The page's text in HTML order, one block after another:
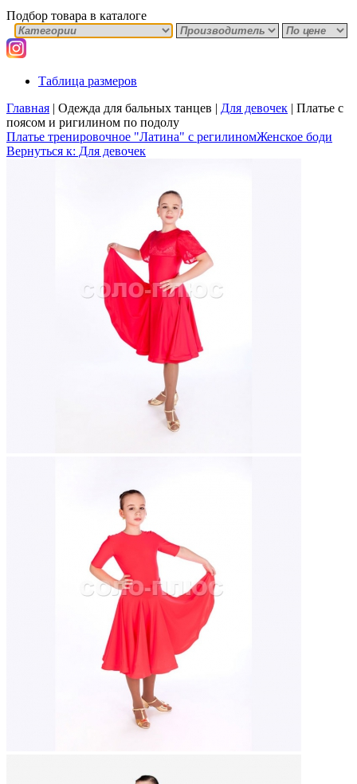
Подбор товара в каталоге
Таблица размеров
Главная | Одежда для бальных танцев | Для девочек | Платье с
поясом и ригилином по подолу
Платье тренировочное "Латина" с регилиномЖенское боди
Вернуться к: Для девочек